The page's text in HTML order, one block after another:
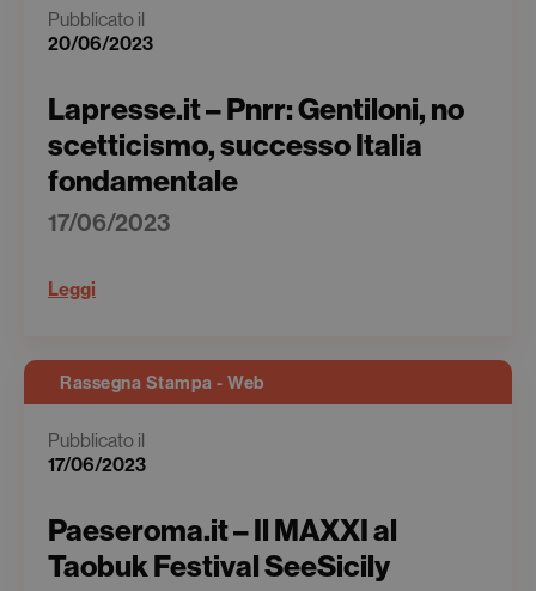
Pubblicato il
20/06/2023
Lapresse.it – Pnrr: Gentiloni, no
scetticismo, successo Italia
fondamentale
17/06/2023
Leggi
Rassegna Stampa - Web
Pubblicato il
17/06/2023
Paeseroma.it – Il MAXXI al
Taobuk Festival SeeSicily